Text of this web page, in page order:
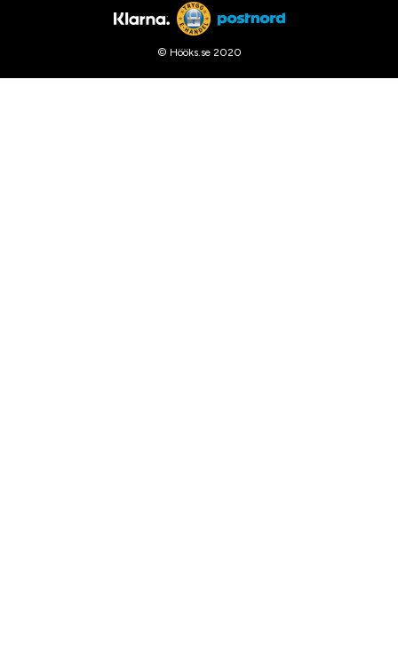
© Hööks.se 2020